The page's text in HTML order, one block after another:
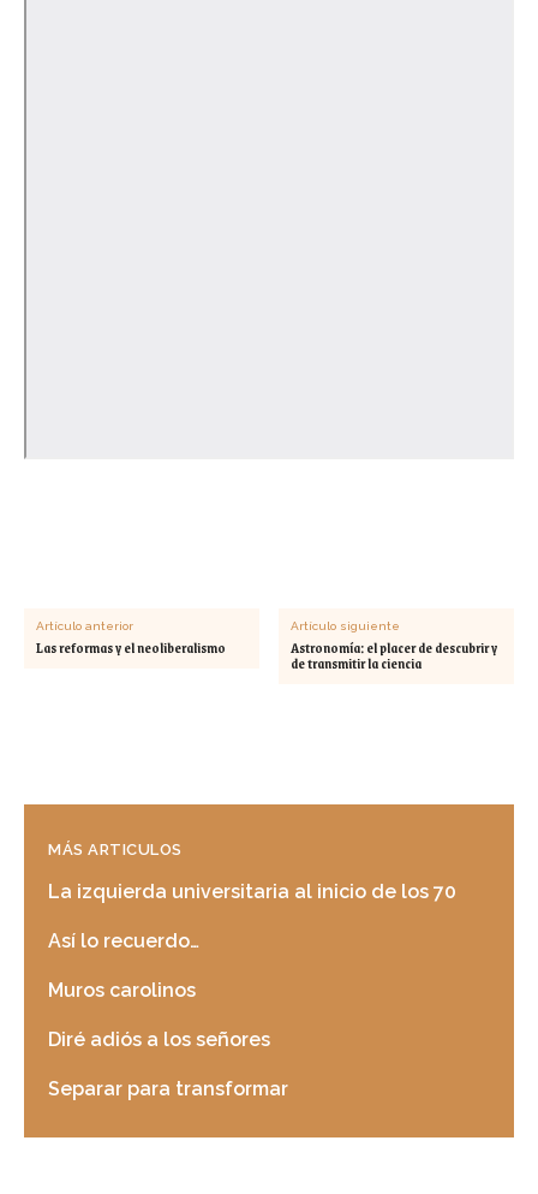
Artículo anterior
Las reformas y el neoliberalismo
Artículo siguiente
Astronomía: el placer de descubrir y
de transmitir la ciencia
MÁS ARTICULOS
La izquierda universitaria al inicio de los 70
Así lo recuerdo…
Muros carolinos
Diré adiós a los señores
Separar para transformar